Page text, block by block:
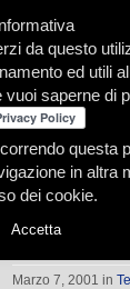
Redazione
Scienziaggini
Marzo 7, 2001 in
da questo
ed utili
vuoi saperne di
questa
in altra
dei cookie.
Accetta